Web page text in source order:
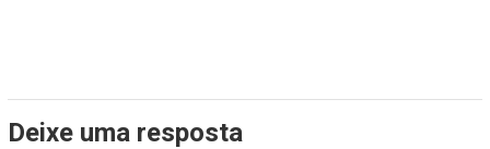
Deixe uma resposta